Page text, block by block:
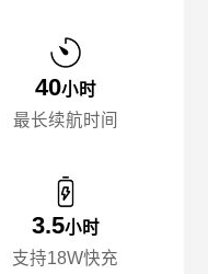
40小时
最长续航时间
3.5小时
支持18W快充